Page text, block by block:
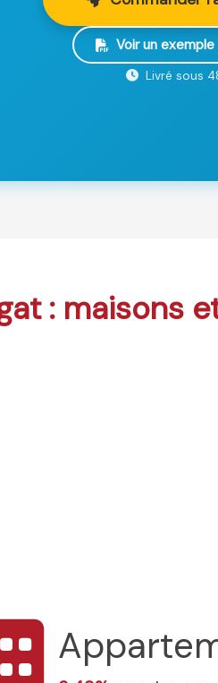
Voir un
Livré sous
: maisons